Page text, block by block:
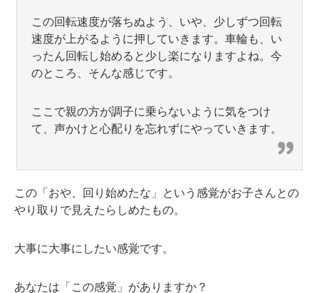
この回転速度が落ちぬよう、いや、少しずつ回転
速度が上がるように押していきます。車輪も、い
ったん回転し始めると少し楽になりますよね。今
のところ、そんな感じです。
ここで親の方が調子に乗らないように気をつけ
て、声かけと心配りを忘れずにやっていきます。
この「おや、回り始めたな」という感覚がお子さんとの
やり取りで見えたらしめたもの。
大事に大事にしたい感覚です。
あなたは「この感覚」がありますか？